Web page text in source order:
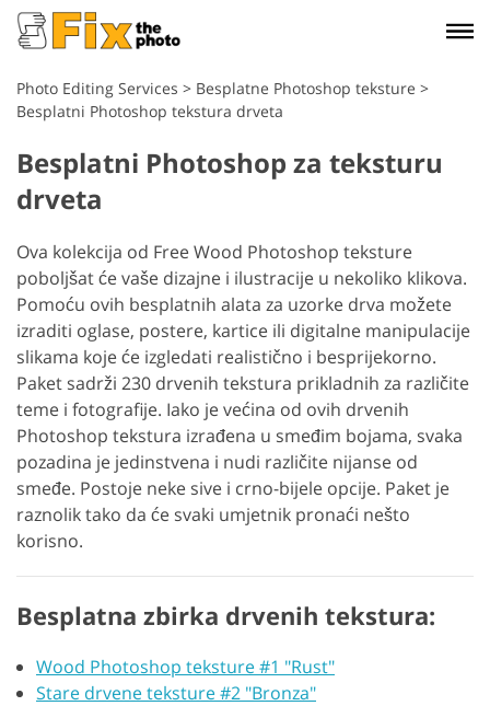
Photo Editing Services > Besplatne Photoshop teksture >
Besplatni Photoshop tekstura drveta
Besplatni Photoshop za teksturu
drveta
Ova kolekcija od Free Wood Photoshop teksture
poboljšat će vaše dizajne i ilustracije u nekoliko klikova.
Pomoću ovih besplatnih alata za uzorke drva možete
izraditi oglase, postere, kartice ili digitalne manipulacije
slikama koje će izgledati realistično i besprijekorno.
Paket sadrži 230 drvenih tekstura prikladnih za različite
teme i fotografije. Iako je većina od ovih drvenih
Photoshop tekstura izrađena u smeđim bojama, svaka
pozadina je jedinstvena i nudi različite nijanse od
smeđe. Postoje neke sive i crno-bijele opcije. Paket je
raznolik tako da će svaki umjetnik pronaći nešto
korisno.
Besplatna zbirka drvenih tekstura:
Wood Photoshop teksture #1 "Rust"
Stare drvene teksture #2 "Bronza"